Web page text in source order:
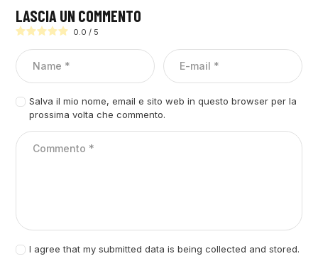
LASCIA UN COMMENTO
0.0 / 5
Salva il mio nome, email e sito web in questo browser per la
prossima volta che commento.
I agree that my submitted data is being collected and stored.